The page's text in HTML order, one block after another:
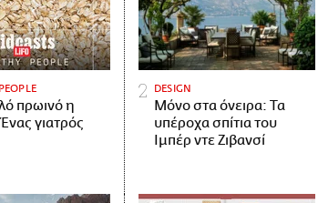
πρωινό η
γιατρός
DESIGN
Μόνο στα όνειρα: Τα
υπέροχα σπίτια του
Ιμπέρ ντε Ζιβανσί